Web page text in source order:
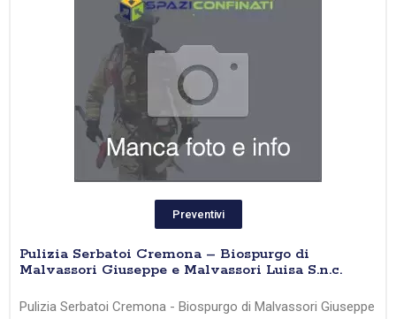
Preventivi
Pulizia Serbatoi Cremona – Biospurgo di
Malvassori Giuseppe e Malvassori Luisa S.n.c.
Pulizia Serbatoi Cremona - Biospurgo di Malvassori Giuseppe